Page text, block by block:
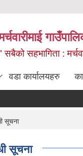
सबैको सहभागिता :
वडा कार्यालयहरु
सूचना
सूचना